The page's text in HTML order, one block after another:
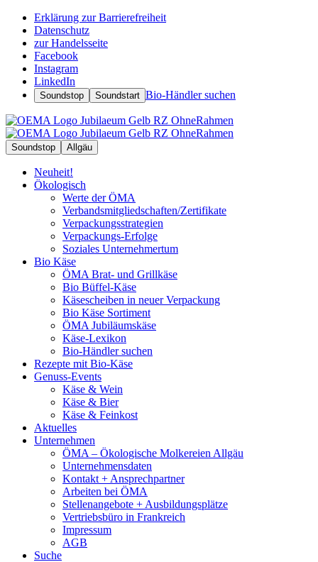
Erklärung zur Barrierefreiheit
Datenschutz
zur Handelsseite
Facebook
Instagram
LinkedIn
Soundstop Soundstart Bio-Händler suchen
Soundstop Allgäu
Neuheit!
Ökologisch
Werte der ÖMA
Verbandsmitgliedschaften/Zertifikate
Verpackungsstrategien
Verpackungs-Erfolge
Soziales Unternehmertum
Bio Käse
ÖMA Brat- und Grillkäse
Bio Büffel-Käse
Käsescheiben in neuer Verpackung
Bio Käse Sortiment
ÖMA Jubiläumskäse
Käse-Lexikon
Bio-Händler suchen
Rezepte mit Bio-Käse
Genuss-Events
Käse & Wein
Käse & Bier
Käse & Feinkost
Aktuelles
Unternehmen
ÖMA – Ökologische Molkereien Allgäu
Unternehmensdaten
Kontakt + Ansprechpartner
Arbeiten bei ÖMA
Stellenangebote + Ausbildungsplätze
Vertriebsbüro in Frankreich
Impressum
AGB
Suche